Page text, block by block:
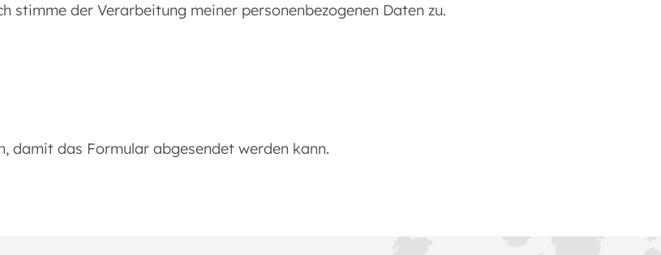
stimme der Verarbeitung meiner personenbezogenen Daten zu.
damit das Formular abgesendet werden kann.